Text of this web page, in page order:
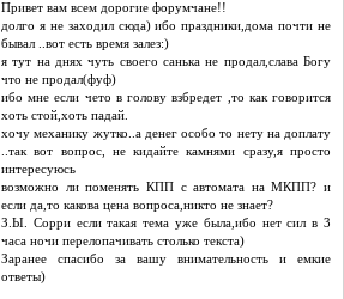
Привет вам всем дорогие форумчане!!
долго я не заходил сюда) ибо праздники,дома почти не
бывал ..вот есть время залез:)
я тут на днях чуть своего санька не продал,слава Богу
что не продал(фуф)
ибо мне если чето в голову взбредет ,то как говорится
хоть стой,хоть падай.
хочу механику жутко..а денег особо то нету на доплату
..так вот вопрос, не кидайте камнями сразу,я просто
интересуюсь
возможно ли поменять КПП с автомата на МКПП? и
если да,то какова цена вопроса,никто не знает?
З.Ы. Сорри если такая тема уже была,ибо нет сил в 3
часа ночи перелопачивать столько текста)
Заранее спасибо за вашу внимательность и емкие
ответы)